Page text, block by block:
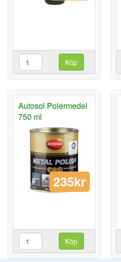
Köp
Autosol Polermedel
750 ml
235kr
Köp